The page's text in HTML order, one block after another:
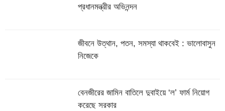
প্রধানমন্ত্রীর অভিনন্দন
জীবনে উত্থান, পতন, সমস্যা থাকবেই : ভালোবাসুন
নিজেকে
বেনজীরের জামিন বাতিলে দুবাইয়ে ‌‘ল’ ফার্ম নিয়োগ
করেছে সরকার